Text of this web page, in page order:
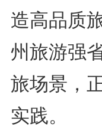
造高品质
州旅游强
旅场景，
实践。